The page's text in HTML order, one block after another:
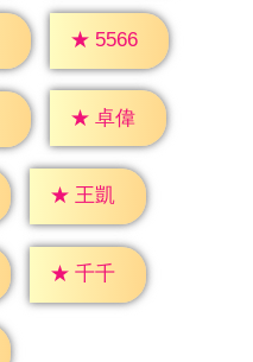
★ 5566
★ 卓偉
★ 王凱
★ 千千